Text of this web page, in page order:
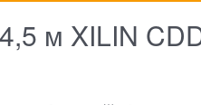
м XILIN